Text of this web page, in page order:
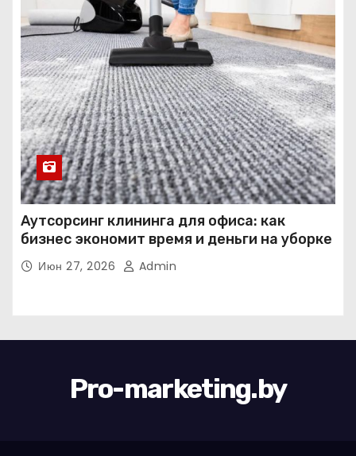
Аутсорсинг клининга для офиса: как
бизнес экономит время и деньги на уборке
Июн 27, 2026 Admin
Pro-marketing.by